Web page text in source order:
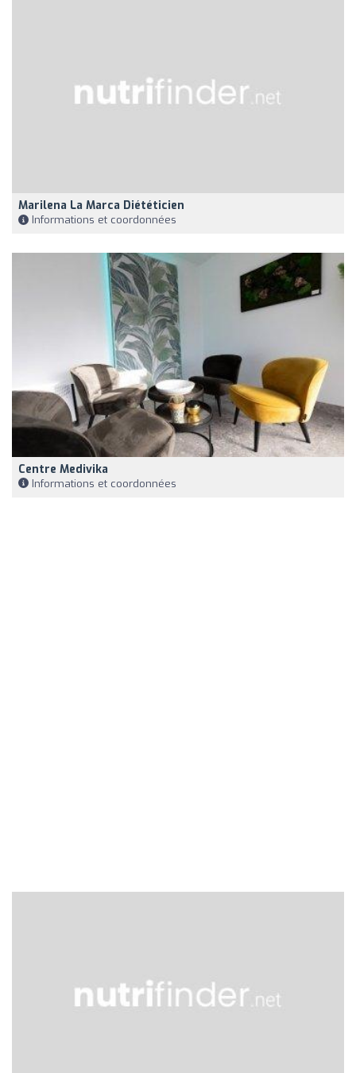
Marilena La Marca Diététicien
Informations et coordonnées
Centre Medivika
Informations et coordonnées